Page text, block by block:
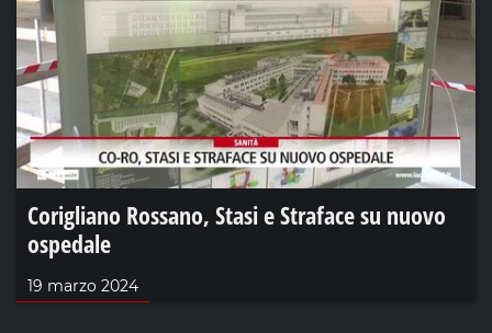
Corigliano Rossano, Stasi e Straface su nuovo
ospedale
19 marzo 2024